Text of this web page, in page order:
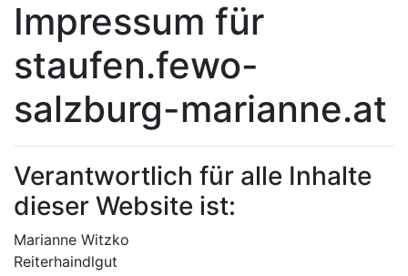
Impressum für
staufen.fewo-
salzburg-marianne.at
Verantwortlich für alle Inhalte
dieser Website ist:
Marianne Witzko
Reiterhaindlgut